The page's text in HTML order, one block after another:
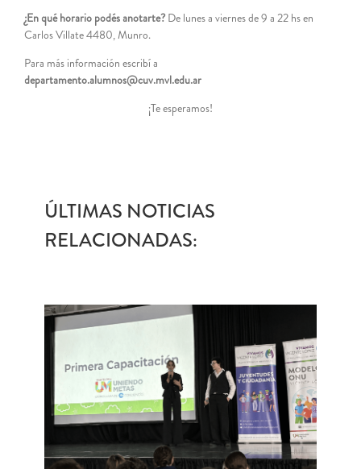
¿En qué horario podés anotarte?De lunes a viernes de 9 a 22 hs en
Carlos Villate 4480, Munro.
Para más información escribí a
departamento.alumnos@cuv.mvl.edu.ar
¡Te esperamos!
ÚLTIMAS NOTICIAS
RELACIONADAS: